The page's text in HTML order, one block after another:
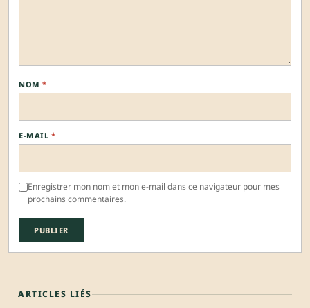
NOM *
E-MAIL *
Enregistrer mon nom et mon e-mail dans ce navigateur pour mes
prochains commentaires.
ARTICLES LIÉS